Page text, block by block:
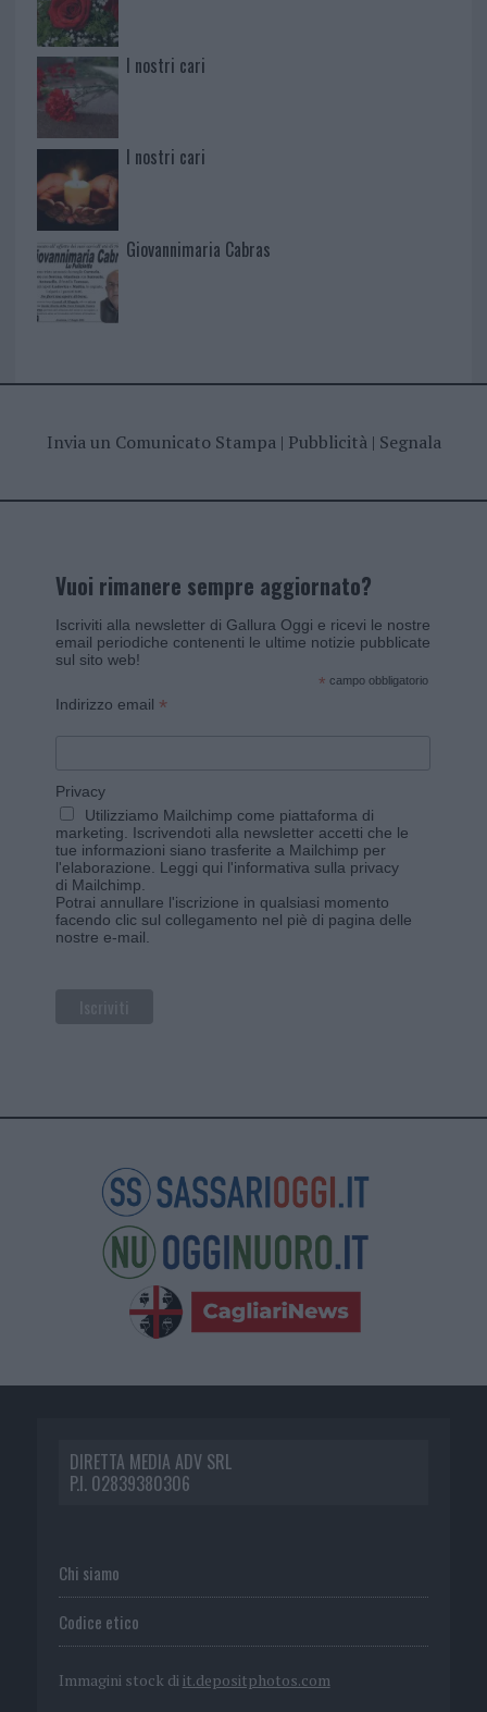
I nostri cari
I nostri cari
Giovannimaria Cabras
Invia un Comunicato Stampa| Pubblicità| Segnala
Vuoi rimanere sempre aggiornato?
Iscriviti alla newsletter di Gallura Oggi e ricevi le nostre
email periodiche contenenti le ultime notizie pubblicate
sul sito web!
* campo obbligatorio
Indirizzo email *
Privacy
Utilizziamo Mailchimp come piattaforma di
marketing. Iscrivendoti alla newsletter accetti che le
tue informazioni siano trasferite a Mailchimp per
l'elaborazione. Leggi qui l'informativa sulla privacy
di Mailchimp
Potrai annullare l'iscrizione in qualsiasi momento
facendo clic sul collegamento nel piè di pagina delle
nostre e-mail.
DIRETTA MEDIA ADV SRL
P.I. 02839380306
Chi siamo
Codice etico
Immagini stock di it.depositphotos.com